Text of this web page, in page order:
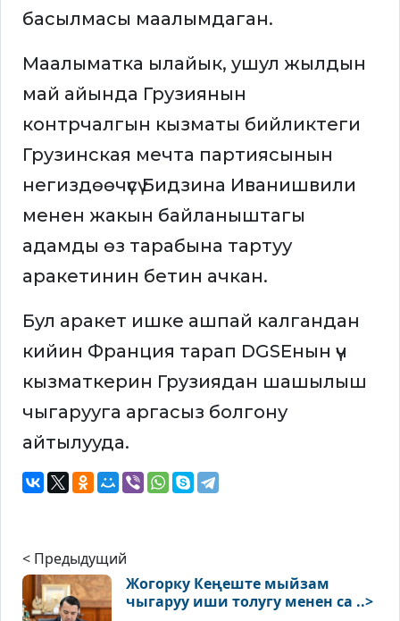
басылмасы маалымдаган.
Маалыматка ылайык, ушул жылдын
май айында Грузиянын
контрчалгын кызматы бийликтеги
Грузинская мечта партиясынын
негиздөөчүсү Бидзина Иванишвили
менен жакын байланыштагы
адамды өз тарабына тартуу
аракетинин бетин ачкан.
Бул аракет ишке ашпай калгандан
кийин Франция тарап DGSEнын үч
кызматкерин Грузиядан шашылыш
чыгарууга аргасыз болгону
айтылууда.
< Предыдущий
Жогорку Кеңеште мыйзам
чыгаруу иши толугу менен са ..>